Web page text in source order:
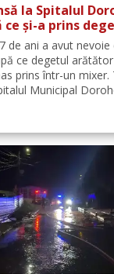
la Spitalul
ce și-a prins
de ani a avut
ce degetul
prins într-un mixer.
Municipal
iar medicii au
Pompierii din